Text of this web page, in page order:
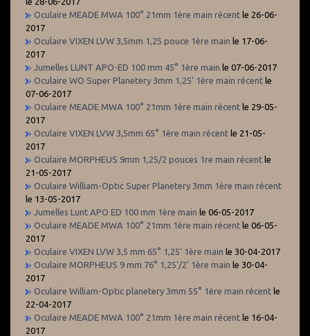
Oculaire MEADE MWA 100° 21mm 1ère main récent le 26-06-
2017
Oculaire VIXEN LVW 3,5mm 1,25 pouce 1ère main le 17-06-
2017
Jumelles LUNT APO-ED 100 mm 45° 1ère main le 07-06-2017
Oculaire WO Super Planetery 3mm 1,25' 1ère main récent le
07-06-2017
Oculaire MEADE MWA 100° 21mm 1ère main récent le 29-05-
2017
Oculaire VIXEN LVW 3,5mm 65° 1ère main récent le 21-05-
2017
Oculaire MORPHEUS 9mm 1,25/2 pouces 1re main récent le
21-05-2017
Oculaire William-Optic Super Planetery 3mm 1ère main récent
le 13-05-2017
Jumelles Lunt APO ED 100 mm 1ère main le 06-05-2017
Oculaire MEADE MWA 100° 21mm 1ère main récent le 06-05-
2017
Oculaire VIXEN LVW 3,5 mm 65° 1,25' 1ère main le 30-04-2017
Oculaire MORPHEUS 9 mm 76° 1,25'/2' 1ère main le 30-04-
2017
Oculaire William-Optic planetery 3mm 55° 1ère main récent le
22-04-2017
Oculaire MEADE MWA 100° 21mm 1ère main récent le 16-04-
2017